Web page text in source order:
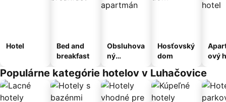
Hotel
Bed and
breakfast
Obsluhova
ný
Hosťovský
dom
ový
Populárne kategórie hotelov v Luhačovice